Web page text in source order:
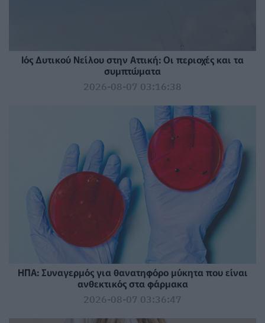
Ιός Δυτικού Νείλου στην Αττική: Οι περιοχές και τα
συμπτώματα
2026-08-07 03:16:38
ΗΠΑ: Συναγερμός για θανατηφόρο μύκητα που είναι
ανθεκτικός στα φάρμακα
2026-08-07 03:36:47